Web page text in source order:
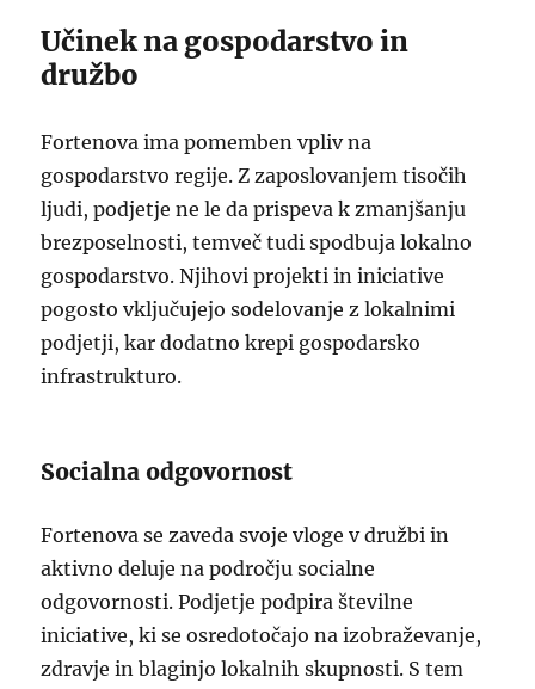
Učinek na gospodarstvo in
družbo
Fortenova ima pomemben vpliv na
gospodarstvo regije. Z zaposlovanjem tisočih
ljudi, podjetje ne le da prispeva k zmanjšanju
brezposelnosti, temveč tudi spodbuja lokalno
gospodarstvo. Njihovi projekti in iniciative
pogosto vključujejo sodelovanje z lokalnimi
podjetji, kar dodatno krepi gospodarsko
infrastrukturo.
Socialna odgovornost
Fortenova se zaveda svoje vloge v družbi in
aktivno deluje na področju socialne
odgovornosti. Podjetje podpira številne
iniciative, ki se osredotočajo na izobraževanje,
zdravje in blaginjo lokalnih skupnosti. S tem